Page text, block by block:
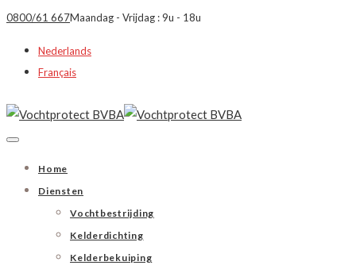
0800/61 667Maandag - Vrijdag : 9u - 18u
Nederlands
Français
Home
Diensten
Vochtbestrijding
Kelderdichting
Kelderbekuiping